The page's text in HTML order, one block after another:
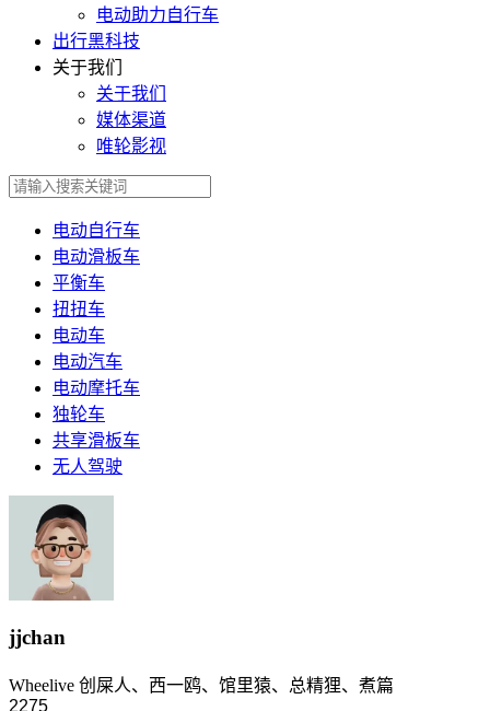
电动助力自行车
出行黑科技
关于我们
关于我们
媒体渠道
唯轮影视
电动自行车
电动滑板车
平衡车
扭扭车
电动车
电动汽车
电动摩托车
独轮车
共享滑板车
无人驾驶
jjchan
Wheelive 创屎人、西一鸥、馆里猿、总精狸、煮篇
2275